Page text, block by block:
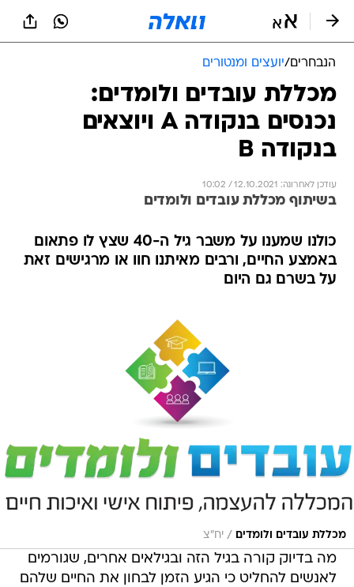
הנבחרים/יועצים ומנטורים
מכללת עובדים ולומדים:
נכנסים בנקודה A ויוצאים
בנקודה B
עודכן לאחרונה: 12.10.2021 / 10:02
בשיתוף מכללת עובדים ולומדים
כולנו שמענו על משבר גיל ה-40 שצץ לו פתאום
באמצע החיים, ורבים מאיתנו חוו או מרגישים זאת
על בשרם גם היום
מכללת עובדים ולומדים / יח"צ
מה בדיוק קורה בגיל הזה ובגילאים אחרים, שגורמים
לאנשים להחליט כי הגיע הזמן לבחון את החיים שלהם